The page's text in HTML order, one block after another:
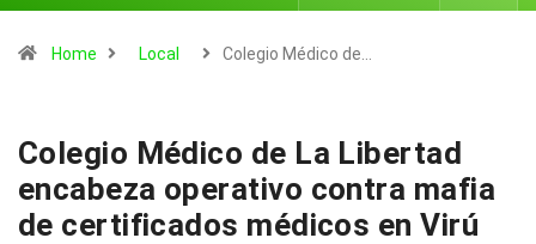
Home Local Colegio Médico de…
Colegio Médico de La Libertad
encabeza operativo contra mafia
de certificados médicos en Virú